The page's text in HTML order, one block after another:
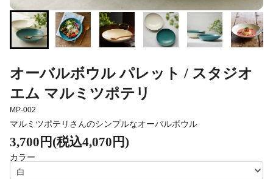
オーバルボウル パレット / スタジオ
エム マルミツポテリ
MP-002
マルミツポテリさんのシンプルなオーバルボウル
3,700円(税込4,070円)
カラー